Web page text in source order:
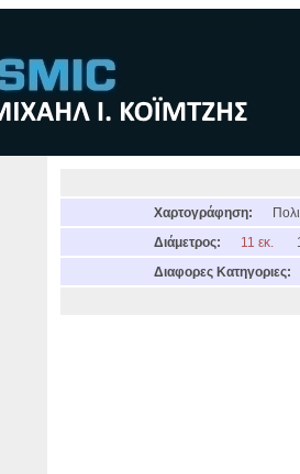
Χαρτογράφηση:
Διάμετρος:
11 εκ.
Διαφορες Κατηγοριες: